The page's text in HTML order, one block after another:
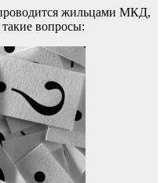
жильцами МКД,
вопросы: